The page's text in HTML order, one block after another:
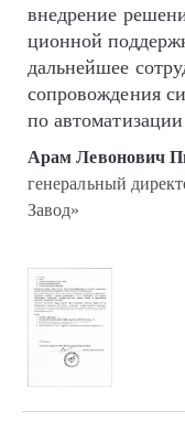
внедрение
цион­ной
дальнейшее
сопровождения
по
Арам Левонович
генеральный
Завод»